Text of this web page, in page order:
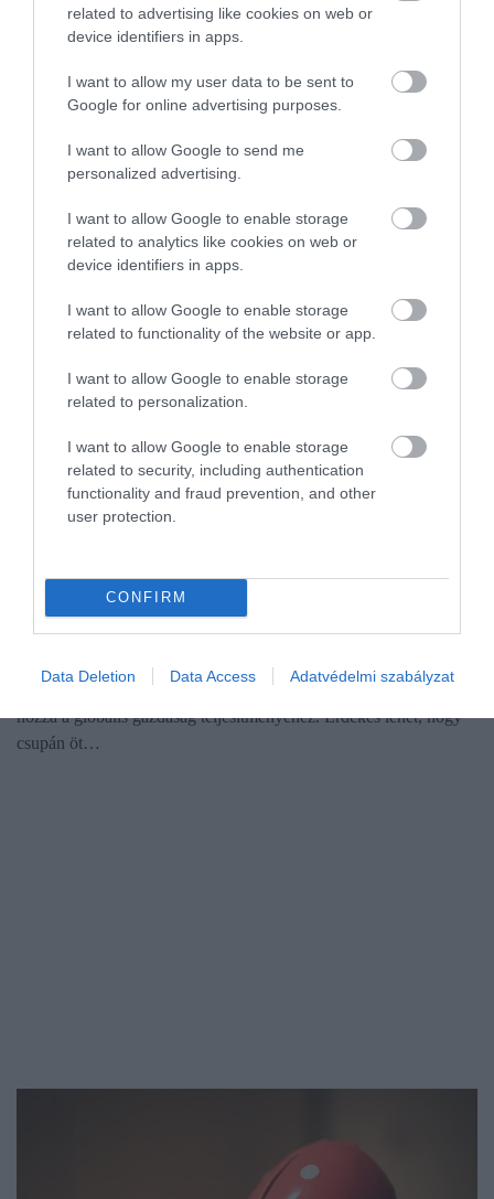
related to advertising like cookies on web or
device identifiers in apps.
I want to allow my user data to be sent to
Google for online advertising purposes.
I want to allow Google to send me
personalized advertising.
I want to allow Google to enable storage
related to analytics like cookies on web or
device identifiers in apps.
I want to allow Google to enable storage
related to functionality of the website or app.
I want to allow Google to enable storage
related to personalization.
I want to allow Google to enable storage
related to security, including authentication
functionality and fraud prevention, and other
user protection.
CONFIRM
Data Deletion Data Access Adatvédelmi szabályzat
VILÁG
Ezek az országok húzzák a világgazdaságot
A gazdasági fejlettségük és a lakosságszámuk miatt hatalmas
eltérések vannak abban, hogy az országok mennyivel járulnak
hozzá a globális gazdaság teljesítményéhez. Érdekes lehet, hogy
csupán öt…